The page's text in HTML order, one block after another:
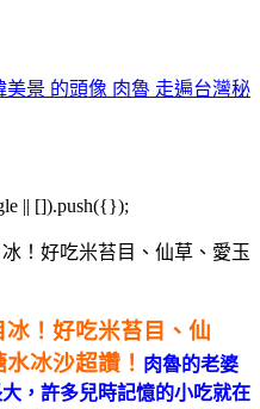
肉魯 走遍台灣秘
|| []).push({});
！好吃米苔目、仙
冰沙超讚！ 肉魯的老婆
，許多兒時記憶的小吃就在